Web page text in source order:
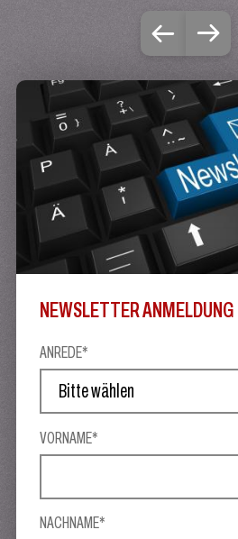
NEWSLETTER ANMELDUNG
ANREDE*
VORNAME*
NACHNAME*